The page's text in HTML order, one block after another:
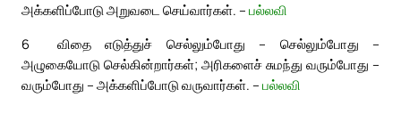
அக்களிப்போடு அறுவடை செய்வார்கள். – பல்லவி
6
விதை எடுத்துச் செல்லும்போது – செல்லும்போது –
அழுகையோடு செல்கின்றார்கள்; அரிகளைச் சுமந்து வரும்போது –
வரும்போது – அக்களிப்போடு வருவார்கள். – பல்லவி